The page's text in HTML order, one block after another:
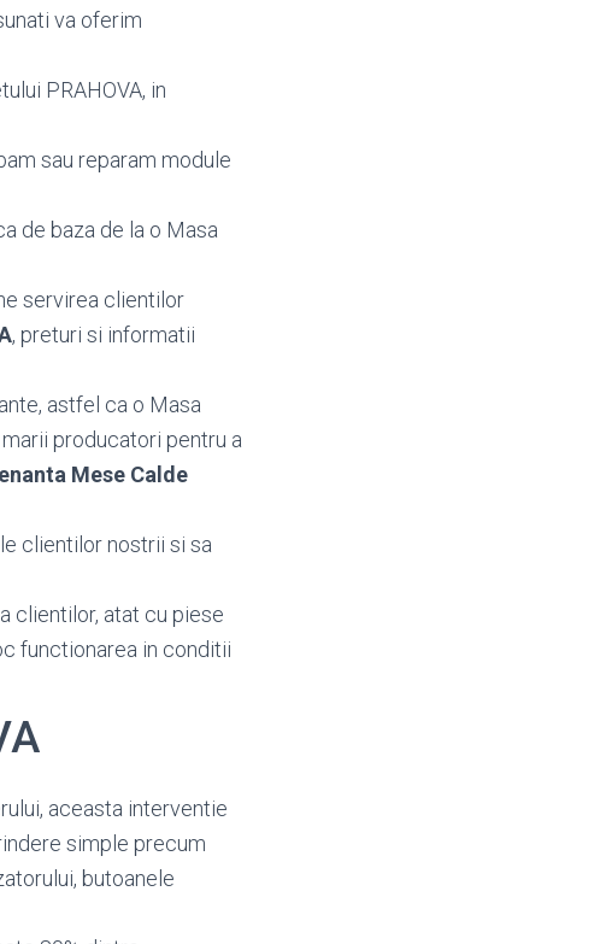
va oferim
PRAHOVA, in
sau reparam module
de baza de la o Masa
servirea clientilor
, preturi si informatii
astfel ca o Masa
producatori pentru a
Mese Calde
clientilor nostrii si sa
clientilor, atat cu piese
functionarea in conditii
aceasta interventie
simple precum
butoanele